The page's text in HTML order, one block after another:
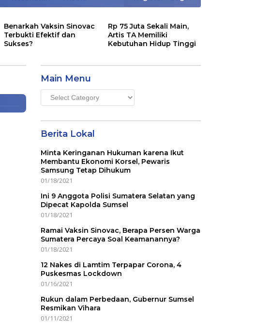
Benarkah Vaksin Sinovac
Terbukti Efektif dan
Sukses?
Rp 75 Juta Sekali Main,
Artis TA Memiliki
Kebutuhan Hidup Tinggi
Main Menu
Main
Menu
Berita Lokal
Minta Keringanan Hukuman karena Ikut
Membantu Ekonomi Korsel, Pewaris
Samsung Tetap Dihukum
01/18/2021
Ini 9 Anggota Polisi Sumatera Selatan yang
Dipecat Kapolda Sumsel
01/18/2021
Ramai Vaksin Sinovac, Berapa Persen Warga
Sumatera Percaya Soal Keamanannya?
01/18/2021
12 Nakes di Lamtim Terpapar Corona, 4
Puskesmas Lockdown
01/16/2021
Rukun dalam Perbedaan, Gubernur Sumsel
Resmikan Vihara
01/11/2021